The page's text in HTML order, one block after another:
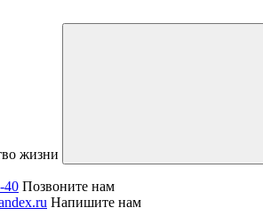
жизни
40 Позвоните нам
Напишите нам